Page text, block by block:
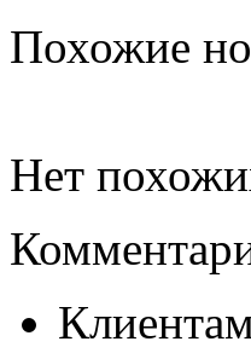
Похожие
Нет